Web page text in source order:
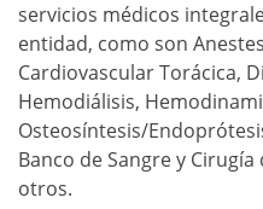
servicios médicos
entidad, como son
Cardiovascular Torácica,
Hemodiálisis,
Osteosíntesis/
Banco de Sangre y
otros.